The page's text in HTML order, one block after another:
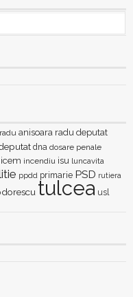
anisoara radu deputat
dna dosare penale
icem incendiu isu luncavita
ppdd primarie PSD rutiera
tulcea usl